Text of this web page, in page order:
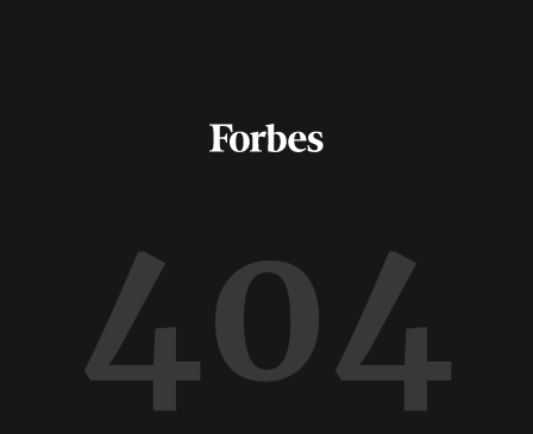
404